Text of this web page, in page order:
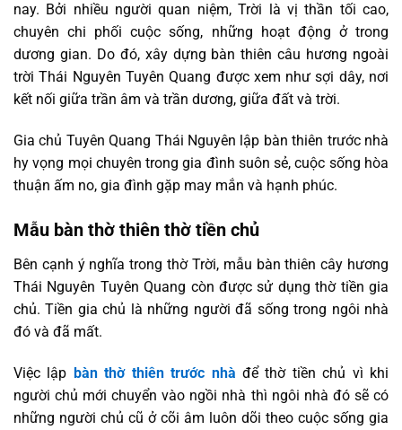
nay. Bởi nhiều người quan niệm, Trời là vị thần tối cao,
chuyên chi phối cuộc sống, những hoạt động ở trong
dương gian. Do đó, xây dựng bàn thiên câu hương ngoài
trời Thái Nguyên Tuyên Quang được xem như sợi dây, nơi
kết nối giữa trần âm và trần dương, giữa đất và trời.
Gia chủ Tuyên Quang Thái Nguyên lập bàn thiên trước nhà
hy vọng mọi chuyên trong gia đình suôn sẻ, cuộc sống hòa
thuận ấm no, gia đình gặp may mắn và hạnh phúc.
Mẫu bàn thờ thiên thờ tiền chủ
Bên cạnh ý nghĩa trong thờ Trời, mẫu bàn thiên cây hương
Thái Nguyên Tuyên Quang còn được sử dụng thờ tiền gia
chủ. Tiền gia chủ là những người đã sống trong ngôi nhà
đó và đã mất.
Việc lập bàn thờ thiên trước nhà để thờ tiền chủ vì khi
người chủ mới chuyển vào ngồi nhà thì ngôi nhà đó sẽ có
những người chủ cũ ở cõi âm luôn dõi theo cuộc sống gia